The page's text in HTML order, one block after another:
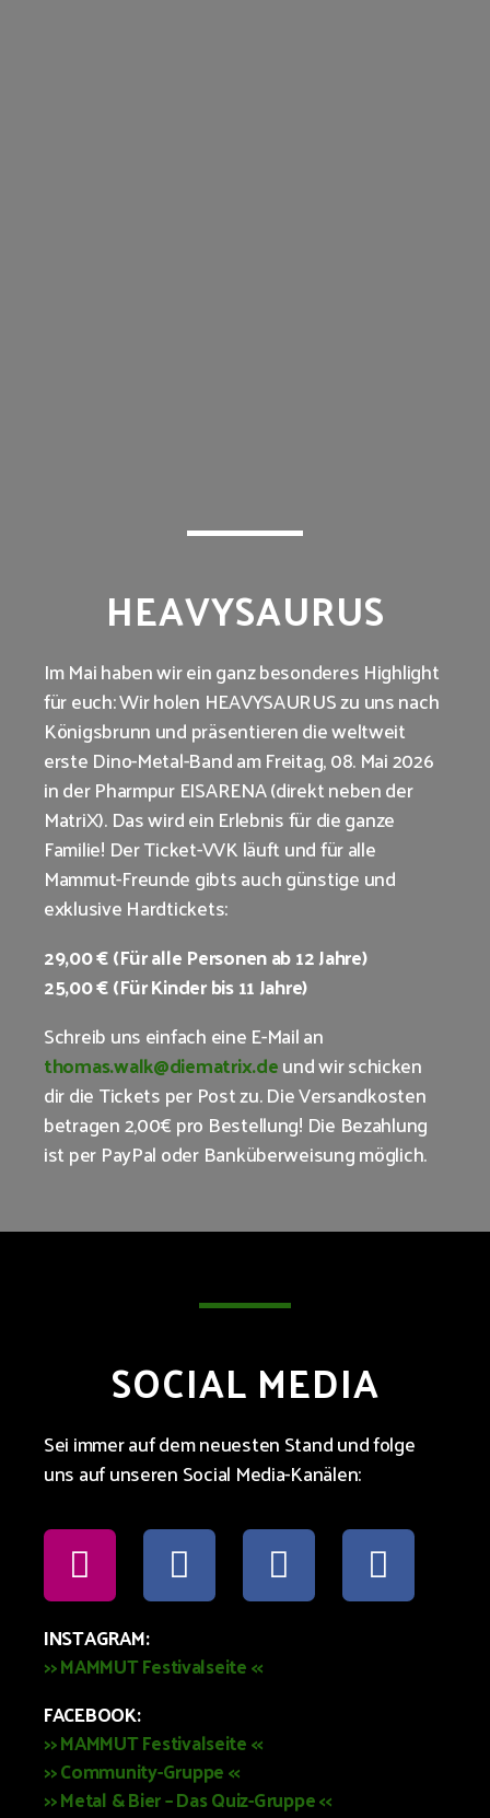
HEAVYSAURUS
Im Mai haben wir ein ganz besonderes Highlight
für euch: Wir holen HEAVYSAURUS zu uns nach
Königsbrunn und präsentieren die weltweit
erste Dino-Metal-Band am Freitag, 08. Mai 2026
in der Pharmpur EISARENA (direkt neben der
MatriX). Das wird ein Erlebnis für die ganze
Familie! Der Ticket-VVK läuft und für alle
Mammut-Freunde gibts auch günstige und
exklusive Hardtickets:
29,00 € (Für alle Personen ab 12 Jahre)
25,00 € (Für Kinder bis 11 Jahre)
Schreib uns einfach eine E-Mail an
thomas.walk@diematrix.deund wir schicken
dir die Tickets per Post zu. Die Versandkosten
betragen 2,00€ pro Bestellung! Die Bezahlung
ist per PayPal oder Banküberweisung möglich.
SOCIAL MEDIA
Sei immer auf dem neuesten Stand und folge
uns auf unseren Social Media-Kanälen:
INSTAGRAM:
>>MAMMUT Festivalseite <<
FACEBOOK:
>>MAMMUT Festivalseite<<
>> Community-Gruppe <<
>> Metal & Bier – Das Quiz-Gruppe <<